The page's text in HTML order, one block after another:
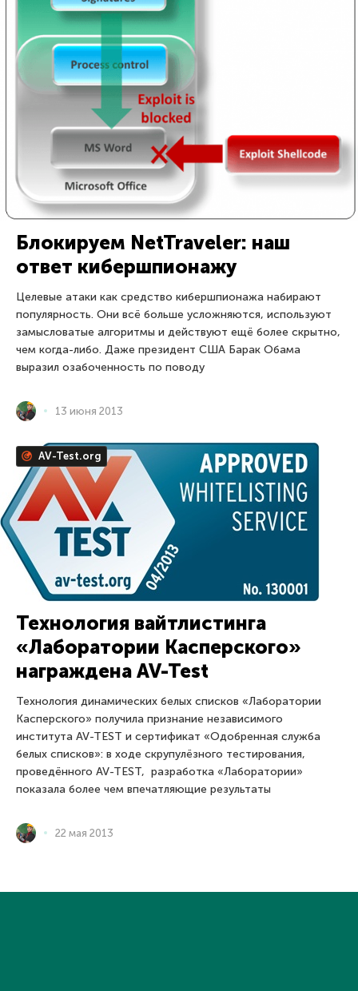
Блокируем NetTraveler: наш
ответ кибершпионажу
Целевые атаки как средство кибершпионажа набирают
популярность. Они всё больше усложняются, используют
замысловатые алгоритмы и действуют ещё более скрытно,
чем когда-либо. Даже президент США Барак Обама
выразил озабоченность по поводу
13 июня 2013
AV-Test.org
Технология вайтлистинга
«Лаборатории Касперского»
награждена AV-Test
Технология динамических белых списков «Лаборатории
Касперского» получила признание независимого
института AV-TEST и сертификат «Одобренная служба
белых списков»: в ходе скрупулёзного тестирования,
проведённого AV-TEST, разработка «Лаборатории»
показала более чем впечатляющие результаты
22 мая 2013